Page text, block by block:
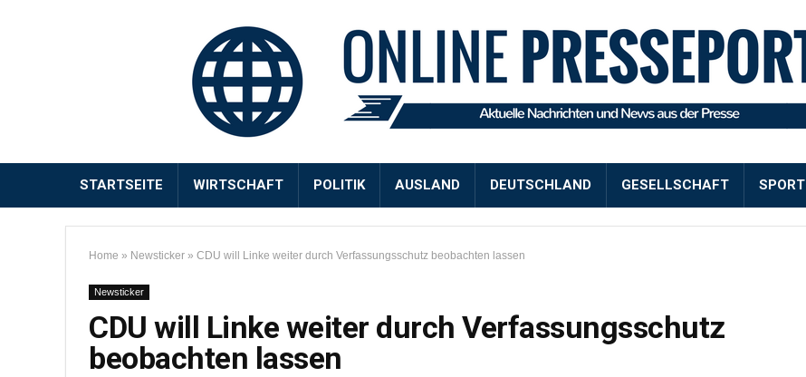
STARTSEITE WIRTSCHAFT POLITIK AUSLAND DEUTSCHLAND GESELLSCHAFT SPORT
Home » Newsticker » CDU will Linke weiter durch Verfassungsschutz beobachten lassen
Newsticker
CDU will Linke weiter durch Verfassungsschutz
beobachten lassen